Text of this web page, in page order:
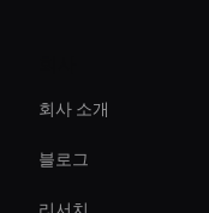
Ai Avatar Conferencing
Digital Twin For
회사 소개
블로그